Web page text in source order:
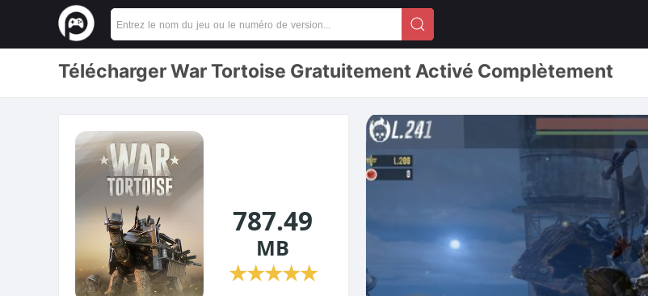
Télécharger War Tortoise Gratuitement Activé Complètement
787.49
MB
★★★★★